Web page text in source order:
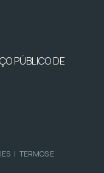
PÚBLICO DE
| TERMOS E